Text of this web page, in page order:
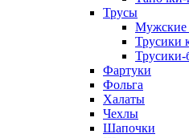
Трусы
Мужские
Трусики
Фартуки
Фольга
Халаты
Чехлы
Шапочки